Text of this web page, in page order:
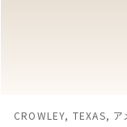
CROWLEY, TEXAS, ア